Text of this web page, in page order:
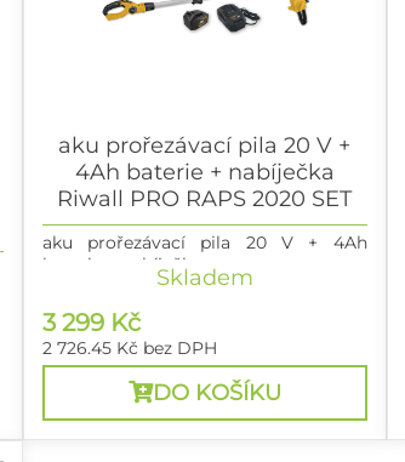
aku prořezávací pila 20 V +
4Ah baterie + nabíječka
Riwall PRO RAPS 2020 SET
aku prořezávací pila 20 V + 4Ah
baterie + nabíječkaSkladem
3 299 Kč
2 726.45 Kč bez DPH
DO KOŠÍKU